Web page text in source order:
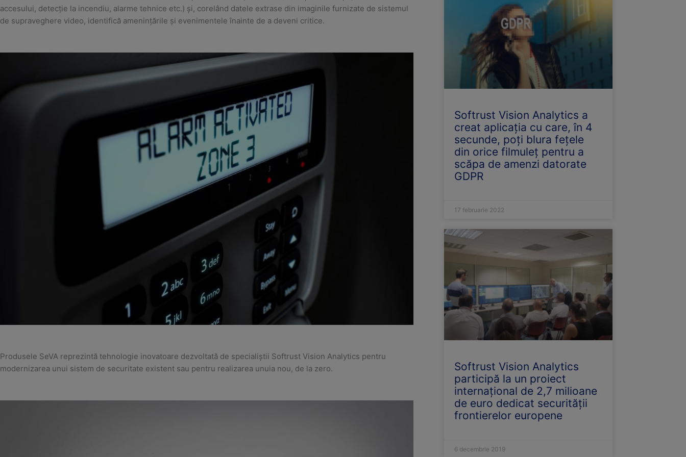
accesului, detecție la incendiu, alarme tehnice etc.) și, corelând datele extrase din imaginile furnizate de sistemul
de supraveghere video, identifică amenințările și evenimentele înainte de a deveni critice.
Produsele SeVA reprezintă tehnologie inovatoare dezvoltată de specialiștii Softrust Vision Analytics pentru
modernizarea unui sistem de securitate existent sau pentru realizarea unuia nou, de la zero.
Softrust Vision Analytics a
creat aplicația cu care, în 4
secunde, poți blura fețele
din orice filmuleț pentru a
scăpa de amenzi datorate
GDPR
17 februarie 2022
Softrust Vision Analytics
participă la un proiect
internațional de 2,7 milioane
de euro dedicat securității
frontierelor europene
6 decembrie 2019